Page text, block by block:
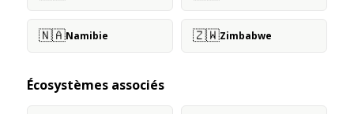
🇳🇦Namibie 🇿🇼Zimbabwe
Écosystèmes associés